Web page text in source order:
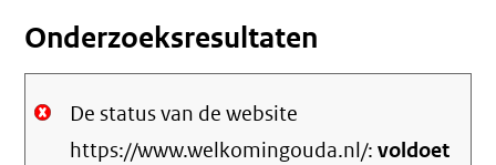
Onderzoeksresultaten
De status van de website
https://www.welkomingouda.nl/:voldoet